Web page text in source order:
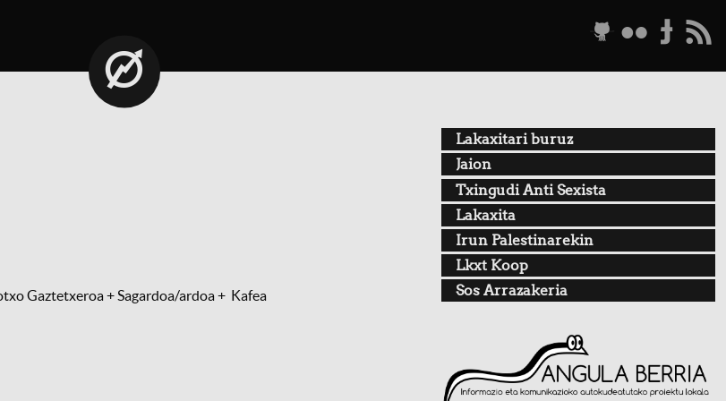
g f t r
Gaztetxeroa+Sagardoa/ardoa+ Kafea
Lakaxitari buruz
Jaion
Txingudi Anti Sexista
Lakaxita
Irun Palestinarekin
Lkxt Koop
Sos Arrazakeria